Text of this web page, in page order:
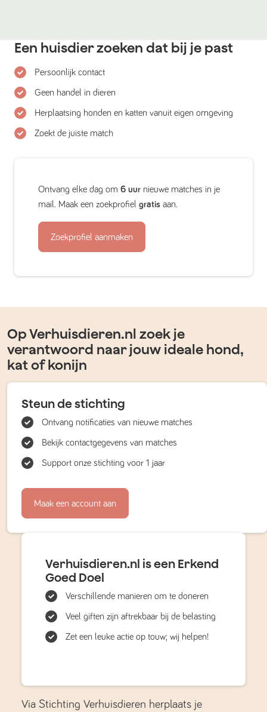
Een huisdier zoeken dat bij je past
Persoonlijk contact
Geen handel in dieren
Herplaatsing honden en katten vanuit eigen omgeving
Zoekt de juiste match
Ontvang elke dag om 6 uur nieuwe matches in je
mail. Maak een zoekprofiel gratis aan.
Zoekprofiel aanmaken
Op Verhuisdieren.nl zoek je
verantwoord naar jouw ideale hond,
kat of konijn
Steun de stichting
Ontvang notificaties van nieuwe matches
Bekijk contactgegevens van matches
Support onze stichting voor 1 jaar
Maak een account aan
Verhuisdieren.nl is een Erkend
Goed Doel
Verschillende manieren om te doneren
Veel giften zijn aftrekbaar bij de belasting
Zet een leuke actie op touw; wij helpen!
Via Stichting Verhuisdieren herplaats je